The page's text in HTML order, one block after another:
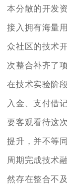
本分散的开发
接入拥有海量
众社区的技术
次整合补齐了
在技术实验阶
入金、支付借
要客观看待这
提升，并不等
周期完成技术
然存在整合不